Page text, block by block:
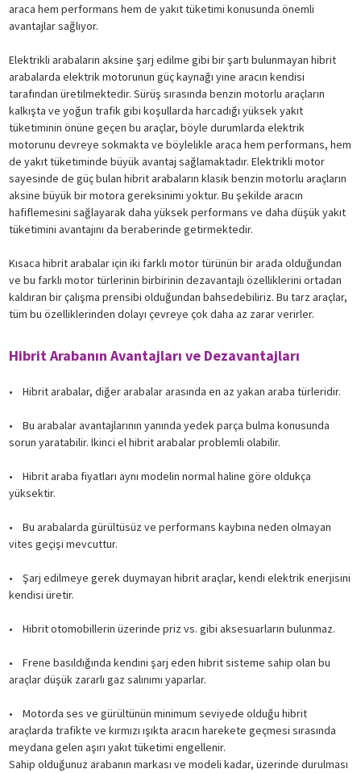
araca hem performans hem de yakıt tüketimi konusunda önemli
avantajlar sağlıyor.
Elektrikli arabaların aksine şarj edilme gibi bir şartı bulunmayan hibrit
arabalarda elektrik motorunun güç kaynağı yine aracın kendisi
tarafından üretilmektedir. Sürüş sırasında benzin motorlu araçların
kalkışta ve yoğun trafik gibi koşullarda harcadığı yüksek yakıt
tüketiminin önüne geçen bu araçlar, böyle durumlarda elektrik
motorunu devreye sokmakta ve böylelikle araca hem performans, hem
de yakıt tüketiminde büyük avantaj sağlamaktadır. Elektrikli motor
sayesinde de güç bulan hibrit arabaların klasik benzin motorlu araçların
aksine büyük bir motora gereksinimi yoktur. Bu şekilde aracın
hafiflemesini sağlayarak daha yüksek performans ve daha düşük yakıt
tüketimini avantajını da beraberinde getirmektedir.
Kısaca hibrit arabalar için iki farklı motor türünün bir arada olduğundan
ve bu farklı motor türlerinin birbirinin dezavantajlı özelliklerini ortadan
kaldıran bir çalışma prensibi olduğundan bahsedebiliriz. Bu tarz araçlar,
tüm bu özelliklerinden dolayı çevreye çok daha az zarar verirler.
Hibrit Arabanın Avantajları ve Dezavantajları
• Hibrit arabalar, diğer arabalar arasında en az yakan araba türleridir.
• Bu arabalar avantajlarının yanında yedek parça bulma konusunda
sorun yaratabilir. İkinci el hibrit arabalar problemli olabilir.
• Hibrit araba fiyatları aynı modelin normal haline göre oldukça
yüksektir.
• Bu arabalarda gürültüsüz ve performans kaybına neden olmayan
vites geçişi mevcuttur.
• Şarj edilmeye gerek duymayan hibrit araçlar, kendi elektrik enerjisini
kendisi üretir.
• Hibrit otomobillerin üzerinde priz vs. gibi aksesuarların bulunmaz.
• Frene basıldığında kendini şarj eden hibrit sisteme sahip olan bu
araçlar düşük zararlı gaz salınımı yaparlar.
• Motorda ses ve gürültünün minimum seviyede olduğu hibrit
araçlarda trafikte ve kırmızı ışıkta aracın harekete geçmesi sırasında
meydana gelen aşırı yakıt tüketimi engellenir.
Sahip olduğunuz arabanın markası ve modeli kadar, üzerinde durulması